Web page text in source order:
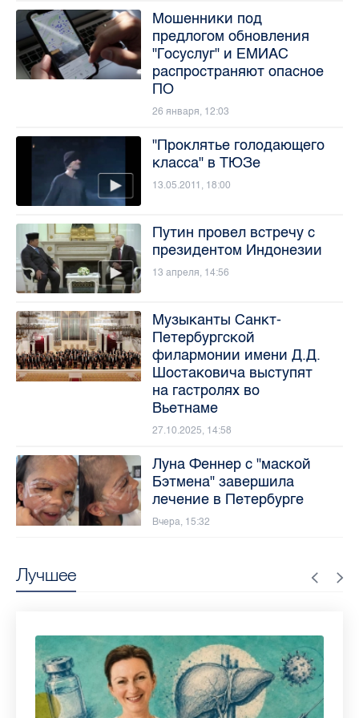
Лучшее
Мошенники под
предлогом обновления
"Госуслуг" и ЕМИАС
распространяют опасное
ПО
26 января, 12:03
"Проклятье голодающего
класса" в ТЮЗе
13.05.2011, 18:00
Путин провел встречу с
президентом Индонезии
13 апреля, 14:56
Музыканты Санкт-
Петербургской
филармонии имени Д.Д.
Шостаковича выступят
на гастролях во
Вьетнаме
27.10.2025, 14:58
Луна Феннер с "маской
Бэтмена" завершила
лечение в Петербурге
Вчера, 15:32